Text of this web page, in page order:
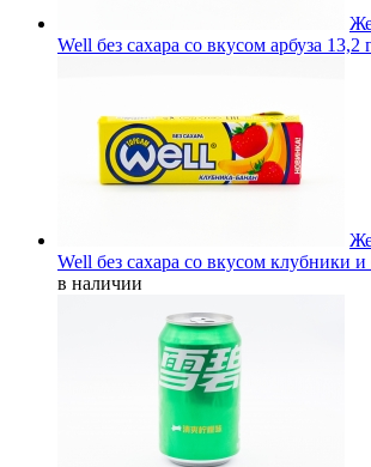
Well без сахара со вкусом арбуза 13,2
Well без сахара со вкусом клубники
в наличии